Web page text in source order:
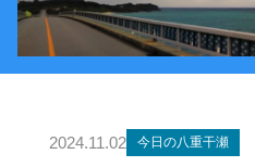
2024.11.02 今日の八重干瀬